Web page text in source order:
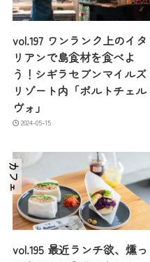
vol.197 ワンランク上のイタ
リアンで島食材を食べよ
う！シギラセブンマイルズ
リゾート内「ポルトチェル
ヴォ」
2024-05-15
vol.195 最近ランチ欲、燻っ
カフェ